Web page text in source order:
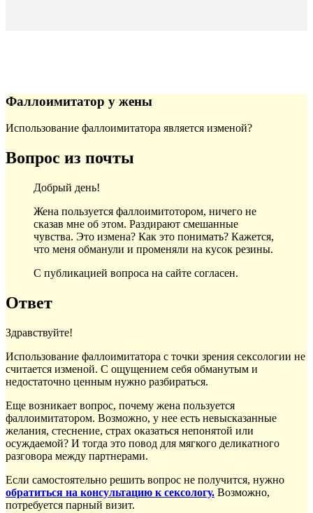
Фаллоимитатор у жены
Использование фаллоимитатора является изменой?
Вопрос из почты
Добрый день!
Жена пользуется фаллоимитотором, ничего не
сказав мне об этом. Раздирают смешанные
чувства. Это измена? Как это понимать? Кажется,
что меня обманули и променяли на кусок резины.
С публикацией вопроса на сайте согласен.
Ответ
Здравствуйте!
Использование фаллоимитатора с точки зрения сексологии не
считается изменой. С ощущением себя обманутым и
недостаточно ценным нужно разбираться.
Еще возникает вопрос, почему жена пользуется
фаллоимитатором. Возможно, у нее есть невысказанные
желания, стеснение, страх оказаться непонятой или
осуждаемой? И тогда это повод для мягкого деликатного
разговора между партнерами.
Если самостоятельно решить вопрос не получится, нужно
обратиться на консультацию к сексологу. Возможно,
потребуется парный визит.